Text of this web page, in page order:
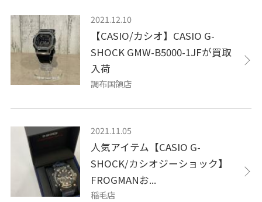
2021.12.10
【CASIO/カシオ】CASIO G-
SHOCK GMW-B5000-1JFが買取
入荷
調布国領店
2021.11.05
人気アイテム【CASIO G-
SHOCK/カシオジーショック】
FROGMANお...
稲毛店